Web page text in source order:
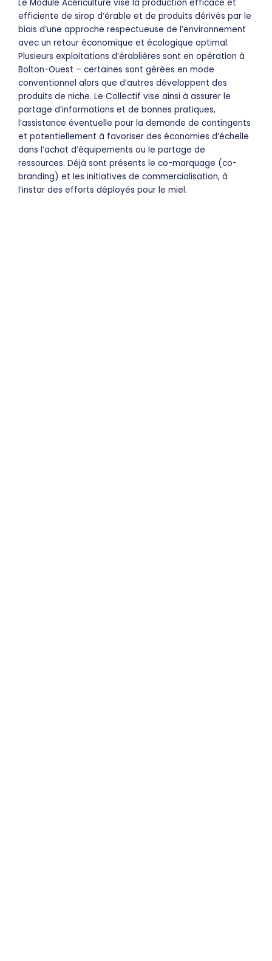
Le Module Acériculture vise la production efficace et
efficiente de sirop d’érable et de produits dérivés par le
biais d’une approche respectueuse de l’environnement
avec un retour économique et écologique optimal.
Plusieurs exploitations d’érablières sont en opération à
Bolton-Ouest – certaines sont gérées en mode
conventionnel alors que d’autres développent des
produits de niche. Le Collectif vise ainsi à assurer le
partage d’informations et de bonnes pratiques,
l’assistance éventuelle pour la demande de contingents
et potentiellement à favoriser des économies d’échelle
dans l’achat d’équipements ou le partage de
ressources. Déjà sont présents le co-marquage (co-
branding) et les initiatives de commercialisation, à
l’instar des efforts déployés pour le miel.